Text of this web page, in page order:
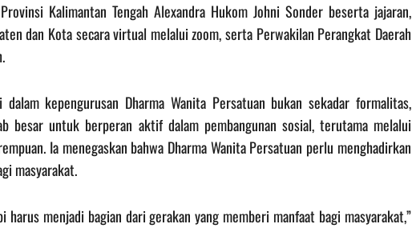
Kalimantan Tengah Alexandra Hukom Johni Sonder beserta jajaran,
dan Kota secara virtual melalui zoom, serta Perwakilan Perangkat Daerah
kepengurusan Dharma Wanita Persatuan bukan sekadar formalitas,
besar untuk berperan aktif dalam pembangunan sosial, terutama melalui
Ia menegaskan bahwa Dharma Wanita Persatuan perlu menghadirkan
masyarakat.
menjadi bagian dari gerakan yang memberi manfaat bagi masyarakat,”